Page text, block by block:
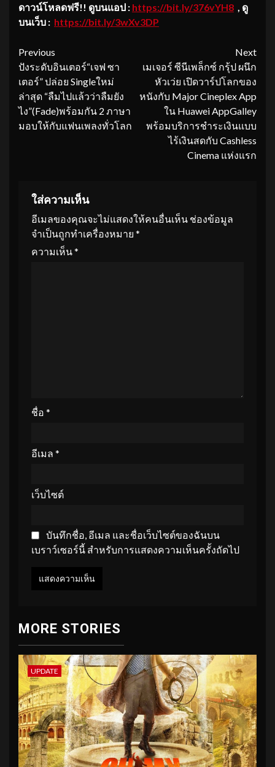
ดาวน์โหลดฟรี!! ดูบนแอป : https://bit.ly/376vYH8 , ดู
บนเว็บ : https://bit.ly/3wXv3DP
Continue
Reading
Previous
ปังระดับอินเตอร์“เจฟ ซา
เตอร์” ปล่อย Singleใหม่
ล่าสุด “ลืมไปแล้วว่าลืมยัง
ไง”(Fade)พร้อมกัน 2 ภาษา
มอบให้กับแฟนเพลงทั่วโลก
Next
เมเจอร์ ซีนีเพล็กซ์ กรุ้ป ผนึก
หัวเว่ย เปิดวาร์ปโลกของ
หนังกับ Major Cineplex App
ใน Huawei AppGalley
พร้อมบริการชำระเงินแบบ
ไร้เงินสดกับ Cashless
Cinema แห่งแรก
ใส่ความเห็น
อีเมลของคุณจะไม่แสดงให้คนอื่นเห็น ช่องข้อมูล
จำเป็นถูกทำเครื่องหมาย *
ความเห็น*
ชื่อ *
อีเมล *
เว็บไซต์
บันทึกชื่อ, อีเมล และชื่อเว็บไซต์ของฉันบน
เบราว์เซอร์นี้ สำหรับการแสดงความเห็นครั้งถัดไป
MORE STORIES
UPDATE